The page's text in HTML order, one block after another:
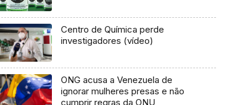
Centro de Química perde
investigadores (vídeo)
ONG acusa a Venezuela de
ignorar mulheres presas e não
cumprir regras da ONU